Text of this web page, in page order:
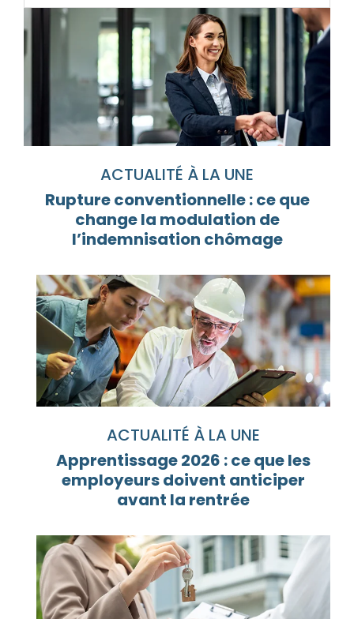
ACTUALITÉ À LA UNE
Rupture conventionnelle : ce que
change la modulation de
l’indemnisation chômage
ACTUALITÉ À LA UNE
Apprentissage 2026 : ce que les
employeurs doivent anticiper
avant la rentrée